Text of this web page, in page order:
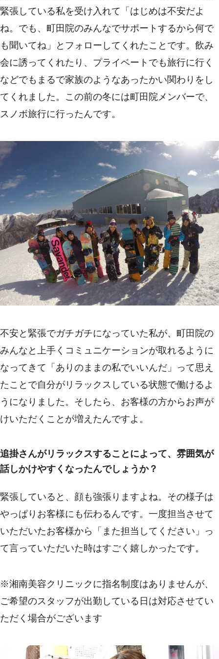
緊張している私を受け入れて「はじめは不安だよ
ね。でも、町田院のみんなでサポートするから何で
も聞いてね」とフォローしてくれたことです。飲み
会に誘ってくれたり、プライベートでも旅行に行く
などでもまるで家族のようなあったかい関わりをし
てくれました。この前の冬には町田院メンバーで、
スノボ旅行に行ったんです。
不安と緊張でガチガチになっていた私が、町田院の
みんなと上手くコミュニケーションが取れるように
なってきて「ありのままの私でいいんだ」って思え
たことで自分がリラックスしている状態で働けるよ
うになりました。そしたら、お客様の方からお声が
けいただくことが増えたんですよ。
追掛さんがリラックスすることによって、雰囲気が
話しかけやすくなったんでしょうか？
緊張していると、顔も強張りますよね。その様子は
やっぱりお客様にも伝わるんです。一度担当させて
いただいたお客様から「また担当してください」っ
て言っていただいた時はすごく嬉しかったです。
※湘南美容クリニックに指名制度はありませんが、
ご希望のスタッフが出勤している日は対応させてい
ただく場合がございます